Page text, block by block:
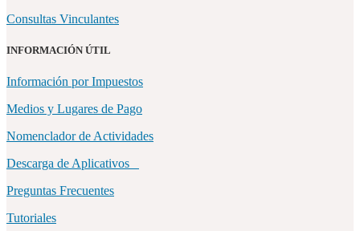
Consultas Vinculantes
INFORMACIÓN ÚTIL
Información por Impuestos
Medios y Lugares de Pago
Nomenclador de Actividades
Descarga de Aplicativos
Preguntas Frecuentes
Tutoriales